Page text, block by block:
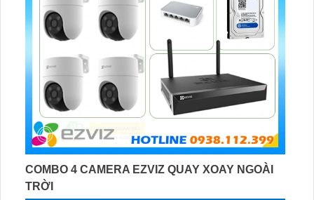
COMBO 4 CAMERA EZVIZ QUAY XOAY NGOÀI
TRỜI